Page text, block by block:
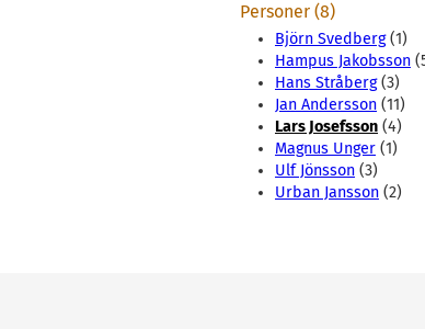
Personer (8)
Björn Svedberg(1)
Hampus Jakobsson
Hans Stråberg(3)
Jan Andersson (11)
Lars Josefsson (4)
Magnus Unger (1)
Ulf Jönsson (3)
Urban Jansson (2)